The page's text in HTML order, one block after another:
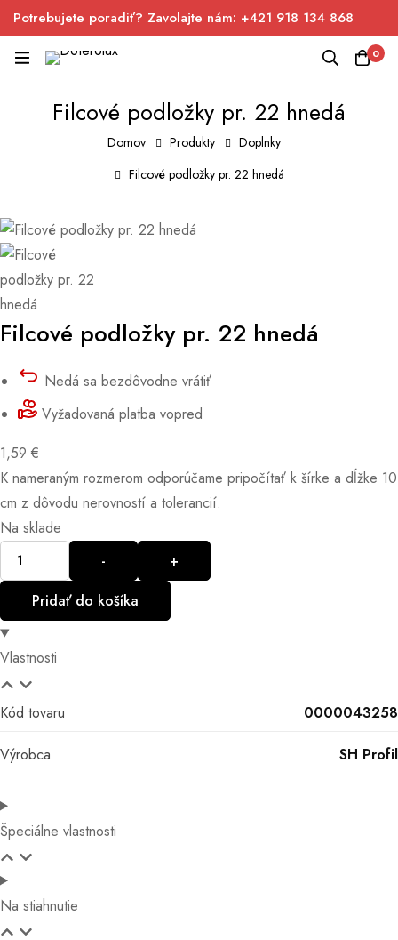
Potrebujete poradiť? Zavolajte nám: +421 918 134 868
0
Filcové podložky pr. 22 hnedá
Domov Produkty
Doplnky
Filcové podložky pr. 22 hnedá
Filcové podložky pr. 22 hnedá
Nedá sa bezdôvodne vrátiť
Vyžadovaná platba vopred
1,59 €
K nameraným rozmerom odporúčame pripočítať k šírke a dĺžke 10
cm z dôvodu nerovností a tolerancií.
Na sklade
Množstvo
-
+
Pridať do košíka
Vlastnosti
Kód tovaru 0000043258
Výrobca SH Profil
Špeciálne vlastnosti
Na stiahnutie